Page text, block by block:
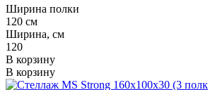
Ширина полки
120 см
Ширина, см
120
В корзину
В корзину